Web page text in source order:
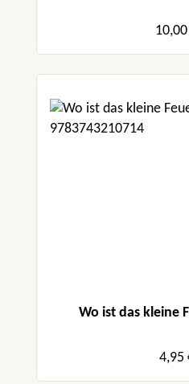
Wo ist das kleine
4,95